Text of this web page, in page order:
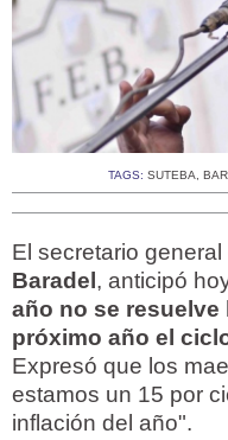
TAGS: SUTEBA,
El secretario
Baradel , anticipó
año no se resuelve
próximo año el
Expresó que los
estamos un 15 por
inflación del año".